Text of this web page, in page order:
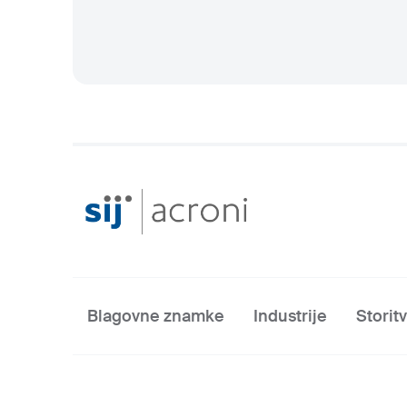
Blagovne znamke Industrije